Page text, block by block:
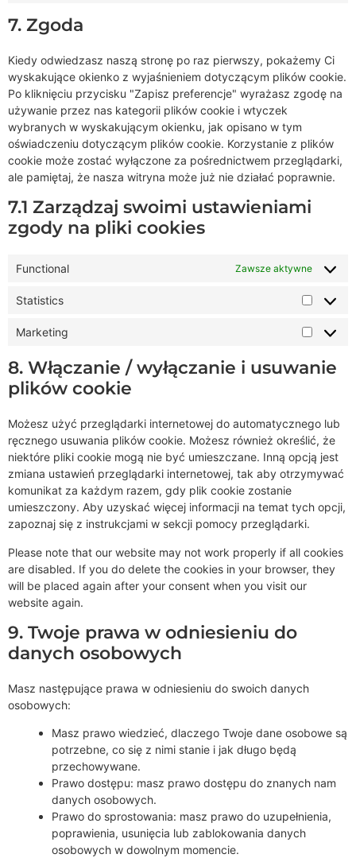
7. Zgoda
Kiedy odwiedzasz naszą stronę po raz pierwszy, pokażemy Ci
wyskakujące okienko z wyjaśnieniem dotyczącym plików cookie.
Po kliknięciu przycisku "Zapisz preferencje" wyrażasz zgodę na
używanie przez nas kategorii plików cookie i wtyczek
wybranych w wyskakującym okienku, jak opisano w tym
oświadczeniu dotyczącym plików cookie. Korzystanie z plików
cookie może zostać wyłączone za pośrednictwem przeglądarki,
ale pamiętaj, że nasza witryna może już nie działać poprawnie.
7.1 Zarządzaj swoimi ustawieniami
zgody na pliki cookies
Functional Zawsze aktywne
Statistics
Marketing
8. Włączanie / wyłączanie i usuwanie
plików cookie
Możesz użyć przeglądarki internetowej do automatycznego lub
ręcznego usuwania plików cookie. Możesz również określić, że
niektóre pliki cookie mogą nie być umieszczane. Inną opcją jest
zmiana ustawień przeglądarki internetowej, tak aby otrzymywać
komunikat za każdym razem, gdy plik cookie zostanie
umieszczony. Aby uzyskać więcej informacji na temat tych opcji,
zapoznaj się z instrukcjami w sekcji pomocy przeglądarki.
Please note that our website may not work properly if all cookies
are disabled. If you do delete the cookies in your browser, they
will be placed again after your consent when you visit our
website again.
9. Twoje prawa w odniesieniu do
danych osobowych
Masz następujące prawa w odniesieniu do swoich danych
osobowych:
Masz prawo wiedzieć, dlaczego Twoje dane osobowe są
potrzebne, co się z nimi stanie i jak długo będą
przechowywane.
Prawo dostępu: masz prawo dostępu do znanych nam
danych osobowych.
Prawo do sprostowania: masz prawo do uzupełnienia,
poprawienia, usunięcia lub zablokowania danych
osobowych w dowolnym momencie.